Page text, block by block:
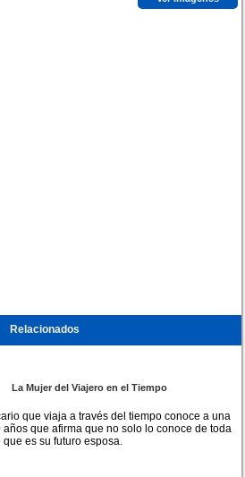
Relacionados
La Mujer del Viajero en el Tiempo
que viaja a través del tiempo conoce a una
años que afirma que no solo lo conoce de toda
es su futuro esposa.